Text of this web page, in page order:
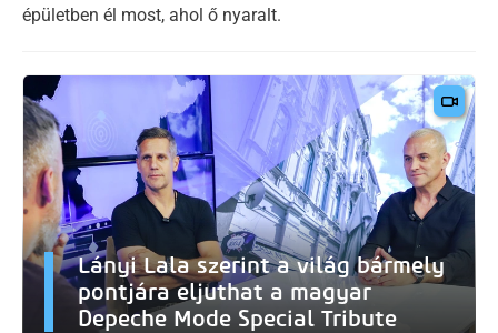
épületben él most, ahol ő nyaralt.
Lányi Lala szerint a világ bármely
pontjára eljuthat a magyar
Depeche Mode Special Tribute